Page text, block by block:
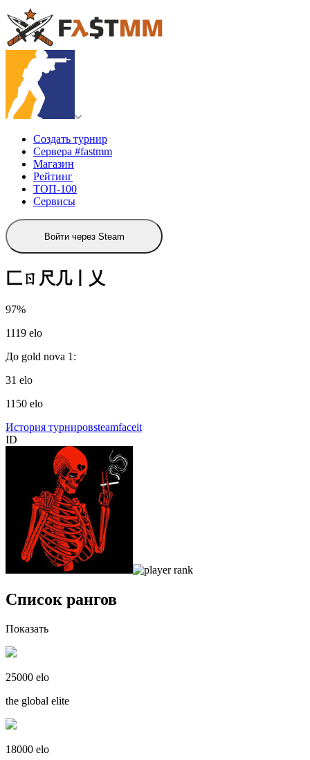
Создать турнир
Сервера #fastmm
Магазин
Рейтинг
ТОП-100
Сервисы
Войти через Steam
匚ㄖ尺几丨乂
97%
1119 elo
До gold nova 1:
31 elo
1150 elo
История турнировsteamfaceit
ID
Список рангов
Показать
25000 elo
the global elite
18000 elo